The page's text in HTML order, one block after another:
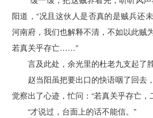
阳道，“况且这伙人是否真的是贼兵还
河南府，我们也解释不清，不如以此贼
若真关乎存亡……”
言及此处，余光里的杜老九支起了脖
赵当阳虽把要出口的快语咽了回去
觉察出了心迹，忙问：“若真关乎存亡，
“才说过，台面上的话不能信。”